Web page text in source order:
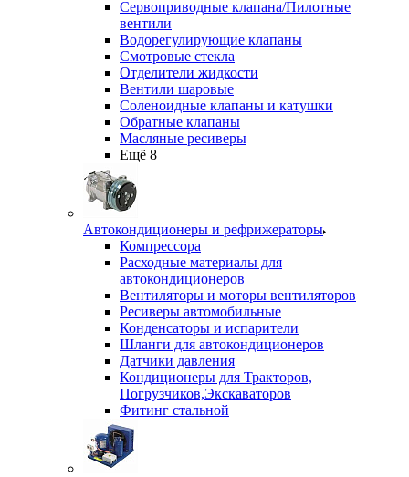
Сервоприводные клапана/Пилотные
вентили
Водорегулирующие клапаны
Смотровые стекла
Отделители жидкости
Вентили шаровые
Соленоидные клапаны и катушки
Обратные клапаны
Масляные ресиверы
Ещё 8
Автокондиционеры и рефрижераторы
Компрессора
Расходные материалы для
автокондиционеров
Вентиляторы и моторы вентиляторов
Ресиверы автомобильные
Конденсаторы и испарители
Шланги для автокондиционеров
Датчики давления
Кондиционеры для Тракторов,
Погрузчиков,Экскаваторов
Фитинг стальной